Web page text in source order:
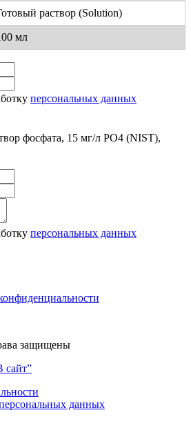
раствор (Solution)
мл
персональных данных
фосфата, 15 мг/л PO4 (NIST),
персональных данных
защищены
сайт”
данных